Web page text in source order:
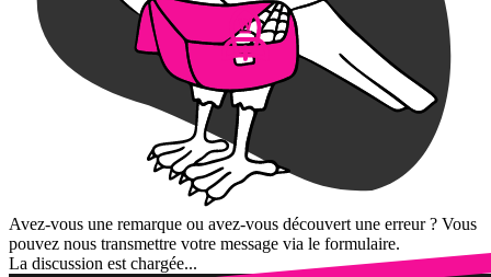
Avez-vous une remarque ou avez-vous découvert une erreur ? Vous
pouvez nous transmettre votre message via le formulaire.
La discussion est chargée...